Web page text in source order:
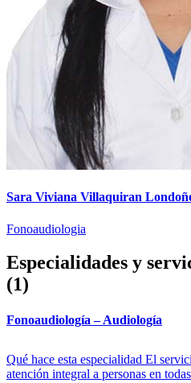
Sara Viviana Villaquiran
Fonoaudiologia
Especialidades y
(1)
Fonoaudiología – Audiología
Qué hace esta especialidad El
atención integral a personas en